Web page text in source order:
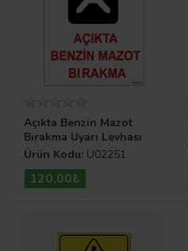
Açıkta Benzin Mazot
Bırakma Uyarı Levhası
Ürün Kodu: U02251
120,00₺